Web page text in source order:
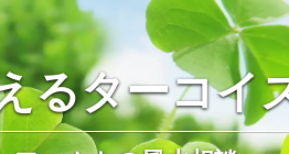
るターコイ